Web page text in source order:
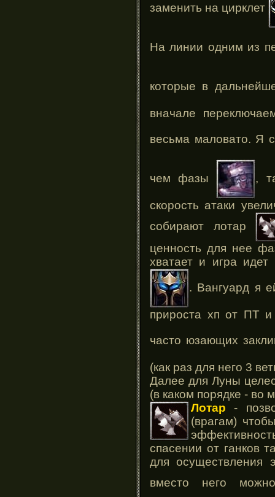
заменить на цирклет
На линии одним из
которые в
вначале
весьма маловато. Я
чем фазы ,
скорость атаки
собирают лотар
ценность для нее
хватает и игра
. Вангуард я
прироста хп от ПТ и
часто юзающих
(как раз для него 3
Далее для Луны
(в каком порядке - во
Лотар -
(врагам)
спасении от ганков
для
вместо него